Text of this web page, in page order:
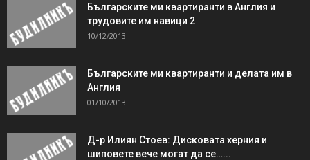
Българските ми квартиранти в Англия и
трудовите им навици 2
10/12/2013
Българските ми квартиранти и делата им в
Англия
01/10/2013
Д-р Илиян Стоев: Дисковата херния и
шиповете вече могат да се…...